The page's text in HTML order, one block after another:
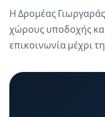
Η Δρομέας Γιωργαράς
χώρους υποδοχής
επικοινωνία μέχρι